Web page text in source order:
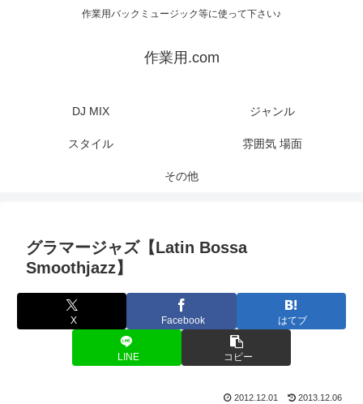
作業用バックミュージック等に使って下さい♪
作業用.com
DJ MIX ジャンル
スタイル 雰囲気 場面
その他
グラマージャズ【Latin Bossa
Smoothjazz】
X Facebook はてブ
LINE コピー
2012.12.01 2013.12.06